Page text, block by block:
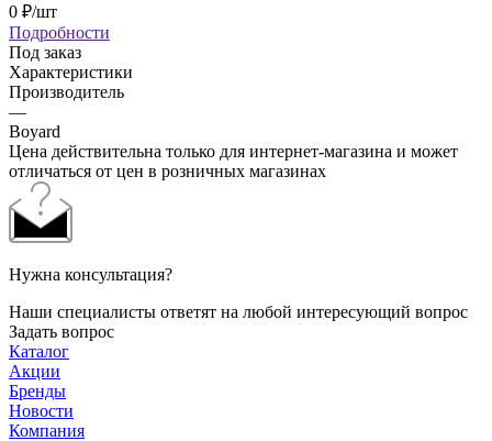
0 ₽/шт
Подробности
Под заказ
Характеристики
Производитель
—
Boyard
Цена действительна только для интернет-магазина и может
отличаться от цен в розничных магазинах
Нужна консультация?
Наши специалисты ответят на любой интересующий вопрос
Задать вопрос
Каталог
Акции
Бренды
Новости
Компания